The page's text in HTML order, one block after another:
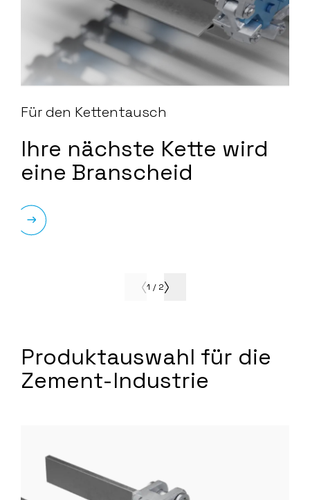
Für den Kettentausch
Ihre nächste Kette wird
eine Branscheid
1 / 2
Produktauswahl für die
Zement-Industrie